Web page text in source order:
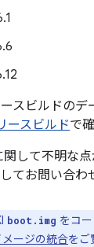
スビルドのデ
ースビルドで
して不明な点
てお問い合わ
boot.img をコ
ージの統合をご